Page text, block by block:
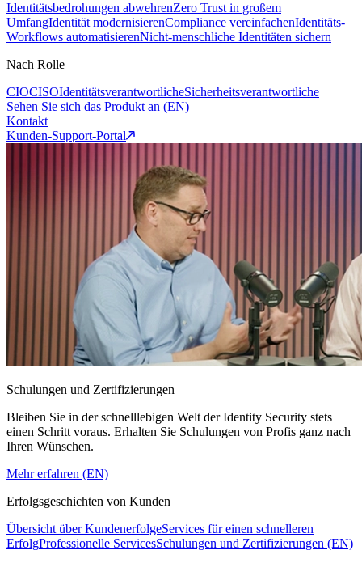
Identitätsbedrohungen abwehrenZero Trust in großem
UmfangIdentität modernisierenCompliance vereinfachenIdentitäts-
Workflows automatisierenNicht-menschliche Identitäten sichern
Nach Rolle
CIOCISOIdentitätsverantwortlicheSicherheitsverantwortliche
Sehen Sie sich das Produkt an (EN)
Kontakt
Kunden-Support-Portal
Schulungen und Zertifizierungen
Bleiben Sie in der schnelllebigen Welt der Identity Security stets
einen Schritt voraus. Erhalten Sie Schulungen von Profis ganz nach
Ihren Wünschen.
Mehr erfahren (EN)
Erfolgsgeschichten von Kunden
Übersicht über KundenerfolgeServices für einen schnelleren
ErfolgProfessionelle ServicesSchulungen und Zertifizierungen (EN)